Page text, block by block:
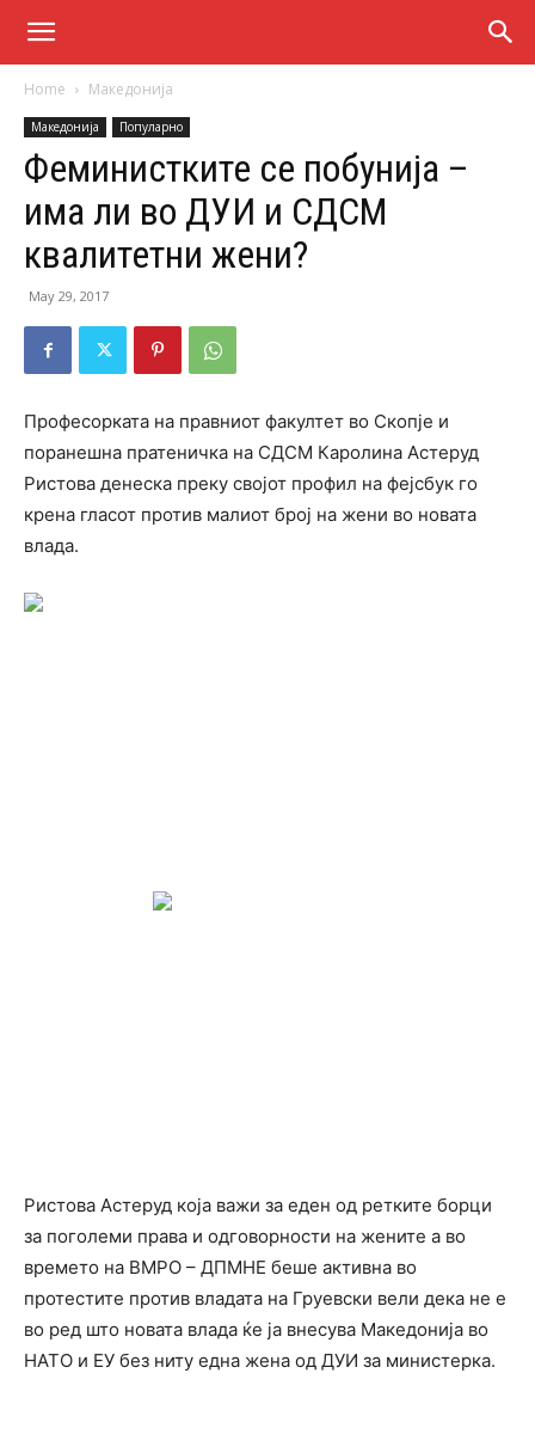
Home Македонија
Македонија Популарно
Феминистките се побунија –
има ли во ДУИ и СДСМ
квалитетни жени?
May 29, 2017
Професорката на правниот факултет во Скопје и
поранешна пратеничка на СДСМ Каролина Астеруд
Ристова денеска преку својот профил на фејсбук го
крена гласот против малиот број на жени во новата
влада.
Ристова Астеруд која важи за еден од ретките борци
за поголеми права и одговорности на жените а во
времето на ВМРО – ДПМНЕ беше активна во
протестите против владата на Груевски вели дека не е
во ред што новата влада ќе ја внесува Македонија во
НАТО и ЕУ без ниту една жена од ДУИ за министерка.